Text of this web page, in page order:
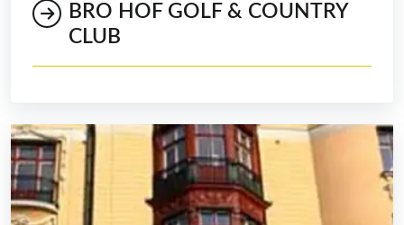
BRO HOF GOLF & COUNTRY
CLUB